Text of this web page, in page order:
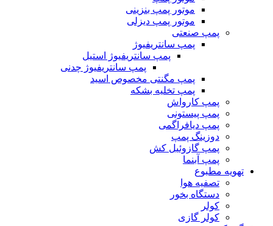
موتور پمپ
موتور پمپ بنزینی
موتور پمپ دیزلی
پمپ صنعتی
پمپ سانتریفیوژ
پمپ سانتریفیوژ استیل
پمپ سانتریفیوژ چدنی
پمپ مگنتی مخصوص اسید
پمپ تخلیه بشکه
پمپ کارواش
پمپ پیستونی
پمپ دیافراگمی
دوزینگ پمپ
پمپ گازوئیل کش
پمپ آبنما
تهویه مطبوع
تصفیه هوا
دستگاه بخور
کولر